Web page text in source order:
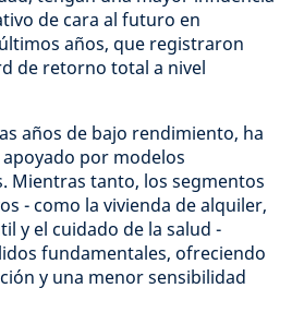
de cara al futuro en
años, que registraron
de retorno total a nivel
años de bajo rendimiento, ha
por modelos
Mientras tanto, los segmentos
- como la vivienda de alquiler,
y el cuidado de la salud -
fundamentales, ofreciendo
y una menor sensibilidad